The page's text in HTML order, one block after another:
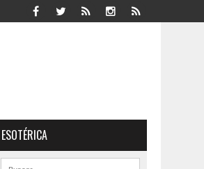
ESOTÉRICA